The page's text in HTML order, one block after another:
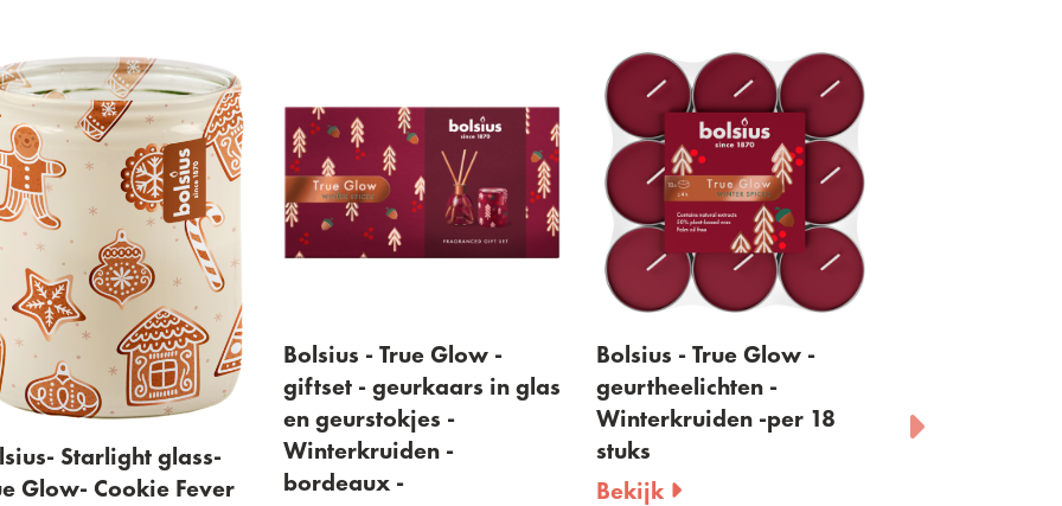
Bolsius - True Glow -
giftset - geurkaars in glas
en geurstokjes -
Winterkruiden -
bordeaux -
Bolsius - True Glow -
geurtheelichten -
Winterkruiden -per 18
stuks
Bolsius True Glow -
geurtheelichten -Cookie
Fever - per 18 stuks